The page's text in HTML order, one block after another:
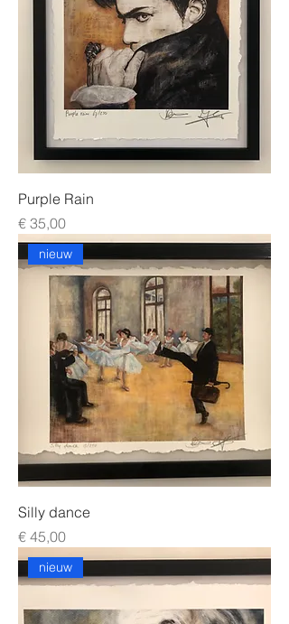
Purple Rain
Prijs
€ 35,00
nieuw
Silly dance
Prijs
€ 45,00
nieuw